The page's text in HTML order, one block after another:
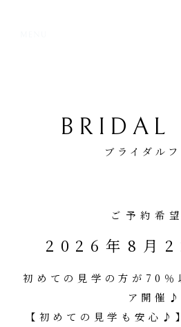
BRIDAL
ブライダルフ
ご予約希
2026年8月
初めての見学の方が70％
ア開催♪
【初めての見学も安心♪